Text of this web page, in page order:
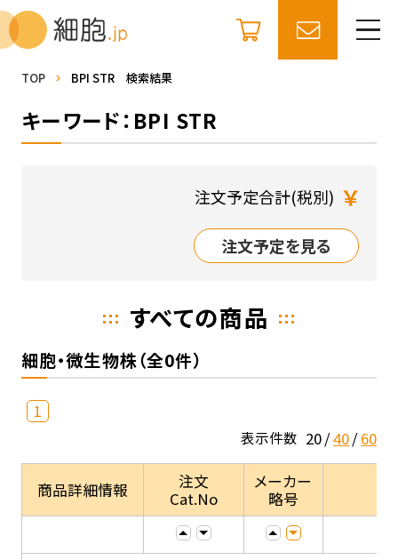
TOP BPI STR 検索結果
キーワード：BPI STR
注文予定合計(税別) ￥
注文予定を見る
すべての商品
細胞・微生物株（全0件）
1
表示件数 20 40 60
商品詳細情報
注文
Cat.No
メーカー
略号